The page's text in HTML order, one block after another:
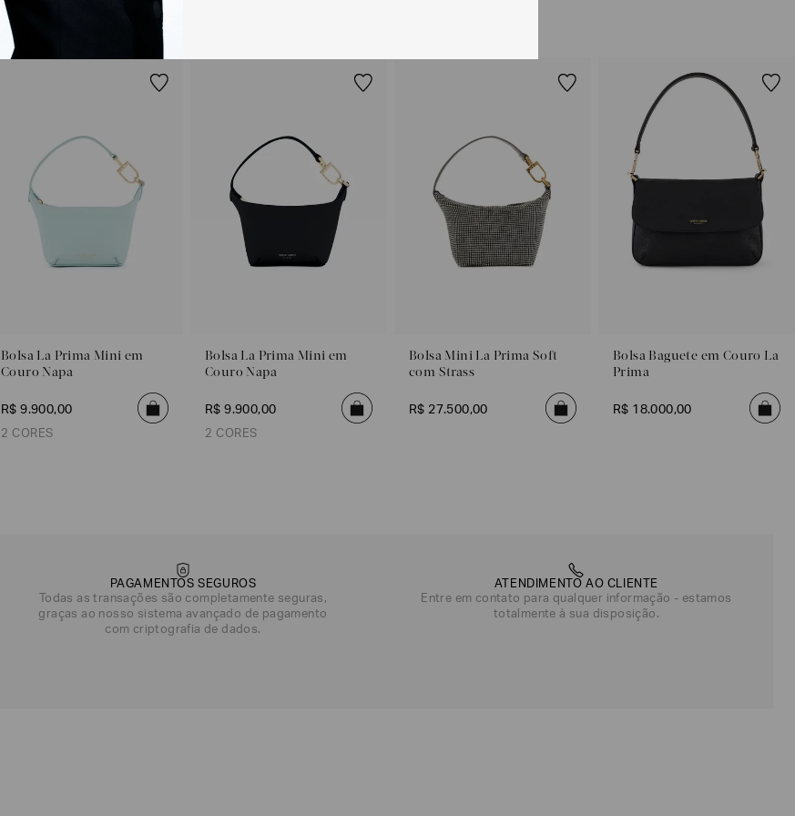
Bolsa La Prima Mini em
Couro Napa
R$ 9.900,00
2 CORES
Bolsa La Prima Mini em
Couro Napa
R$ 9.900,00
2 CORES
Bolsa Mini La Prima Soft
com Strass
R$ 27.500,00
Bolsa Baguete em Couro La
Prima
R$ 18.000,00
PAGAMENTOS SEGUROS
Todas as transações são completamente seguras,
graças ao nosso sistema avançado de pagamento
com criptografia de dados.
ATENDIMENTO AO CLIENTE
Entre em contato para qualquer informação - estamos
totalmente à sua disposição.